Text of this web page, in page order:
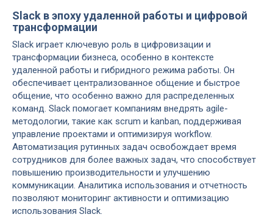
Slack в эпоху удаленной работы и цифровой
трансформации
Slack играет ключевую роль в цифровизации и
трансформации бизнеса, особенно в контексте
удаленной работы и гибридного режима работы. Он
обеспечивает централизованное общение и быстрое
общение, что особенно важно для распределенных
команд. Slack помогает компаниям внедрять agile-
методологии, такие как scrum и kanban, поддерживая
управление проектами и оптимизируя workflow.
Автоматизация рутинных задач освобождает время
сотрудников для более важных задач, что способствует
повышению производительности и улучшению
коммуникации. Аналитика использования и отчетность
позволяют мониторинг активности и оптимизацию
использования Slack.